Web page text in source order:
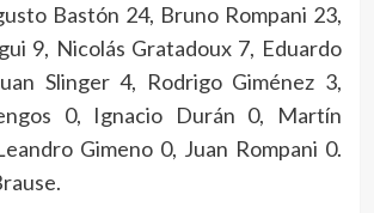
Bastón 24, Bruno Rompani 23,
9, Nicolás Gratadoux 7, Eduardo
Slinger 4, Rodrigo Giménez 3,
0, Ignacio Durán 0, Martín
Gimeno 0, Juan Rompani 0.